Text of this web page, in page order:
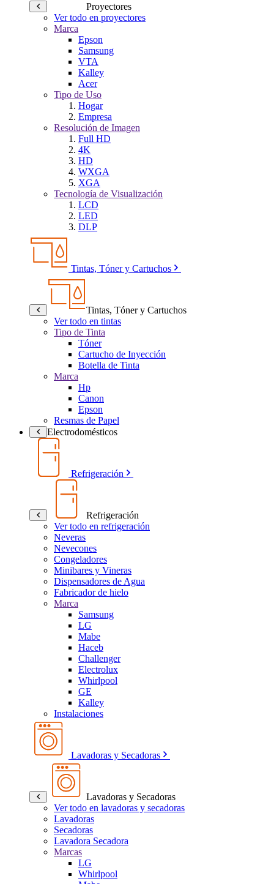
Proyectores
Ver todo en proyectores
Marca
Epson
Samsung
VTA
Kalley
Acer
Tipo de Uso
Hogar
Empresa
Resolución de Imagen
Full HD
4K
HD
WXGA
XGA
Tecnología de Visualización
LCD
LED
DLP
Tintas, Tóner y Cartuchos
Tintas, Tóner y Cartuchos
Ver todo en tintas
Tipo de Tinta
Tóner
Cartucho de Inyección
Botella de Tinta
Marca
Hp
Canon
Epson
Resmas de Papel
Electrodomésticos
Refrigeración
Refrigeración
Ver todo en refrigeración
Neveras
Nevecones
Congeladores
Minibares y Vineras
Dispensadores de Agua
Fabricador de hielo
Marca
Samsung
LG
Mabe
Haceb
Challenger
Electrolux
Whirlpool
GE
Kalley
Instalaciones
Lavadoras y Secadoras
Lavadoras y Secadoras
Ver todo en lavadoras y secadoras
Lavadoras
Secadoras
Lavadora Secadora
Marcas
LG
Whirlpool